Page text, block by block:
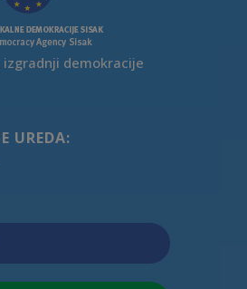
izgradnji demokracije
UREDA: